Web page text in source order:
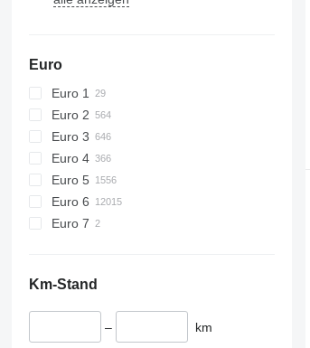
Euro
Euro 1
Euro 2
Euro 3
Euro 4
Euro 5
Euro 6
Euro 7
Km-Stand
– km